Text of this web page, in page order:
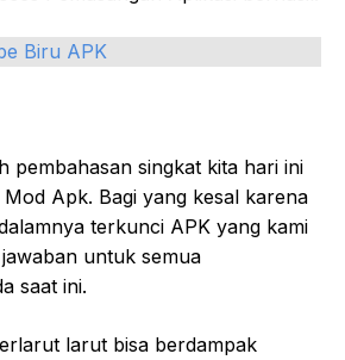
Biru APK
pembahasan singkat kita hari ini
Apk. Bagi yang kesal karena
terkunci APK yang kami
untuk semua
saat ini.
larut bisa berdampak